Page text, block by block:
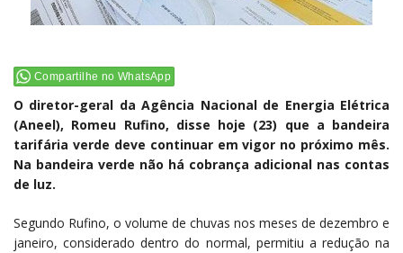
Compartilhe no WhatsApp
O diretor-geral da Agência Nacional de Energia Elétrica
(Aneel), Romeu Rufino, disse hoje (23) que a bandeira
tarifária verde deve continuar em vigor no próximo mês.
Na bandeira verde não há cobrança adicional nas contas
de luz.
Segundo Rufino, o volume de chuvas nos meses de dezembro e
janeiro, considerado dentro do normal, permitiu a redução na